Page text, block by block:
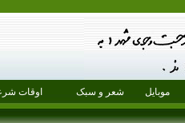
موبایل شعر و سبک اوقات